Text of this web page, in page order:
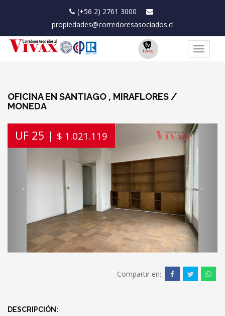
(+56 2) 2761 3000
propiedades@corredoresasociados.cl
Toggle
OFICINA EN SANTIAGO , MIRAFLORES /
MONEDA
UF 25 | $ 1.021.119
Previous
Compartir en:
DESCRIPCIÓN: